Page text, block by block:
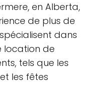
en Alberta,
de plus de
dans
location de
tels que les
les fêtes